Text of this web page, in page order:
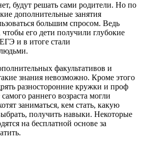
будут решать сами родители. Но по
дополнительные занятия
большим спросом. Ведь
его дети получили глубокие
и в итоге стали
факультативов и
знания невозможно. Кроме этого
разносторонние кружки и проф
раннего возраста могли
заниматься, кем стать, какую
получить навыки. Некоторые
на бесплатной основе за